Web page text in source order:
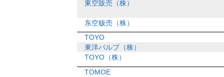
東空販売（株）
东空贩売（株）
TOYO
東洋バルブ（株）
TOYO（株）
TOMOE